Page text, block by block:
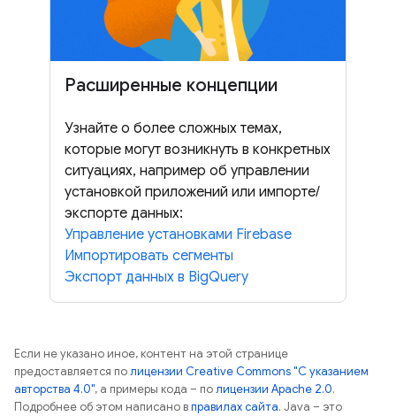
Расширенные концепции
Узнайте о более сложных темах,
которые могут возникнуть в конкретных
ситуациях, например об управлении
установкой приложений или импорте/
экспорте данных:
Управление установками Firebase
Импортировать сегменты
Экспорт данных в BigQuery
Если не указано иное, контент на этой странице
предоставляется полицензии Creative Commons "С указанием
авторства 4.0", а примеры кода – полицензии Apache 2.0.
Подробнее об этом написано вправилах сайта. Java – это